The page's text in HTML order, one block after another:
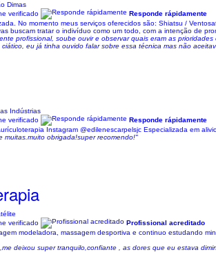
Dimas
verificado
Responde rápidamente
No momento meus serviços oferecidos são: Shiatsu /
buscam tratar o indivíduo como um todo, com a intenção de
profissional, soube ouvir e observar quais eram as
eu já tinha ouvido falar sobre essa técnica mas não
Indústrias
verificado
Responde rápidamente
Instagram @edilenescarpelsjc Especializada em
muitas.muito obrigada!super recomendo!"
verificado
Profissional acreditado
modeladora, massagem desportiva e continuo estudando
deixou super tranquilo,confiante , as dores que eu estava